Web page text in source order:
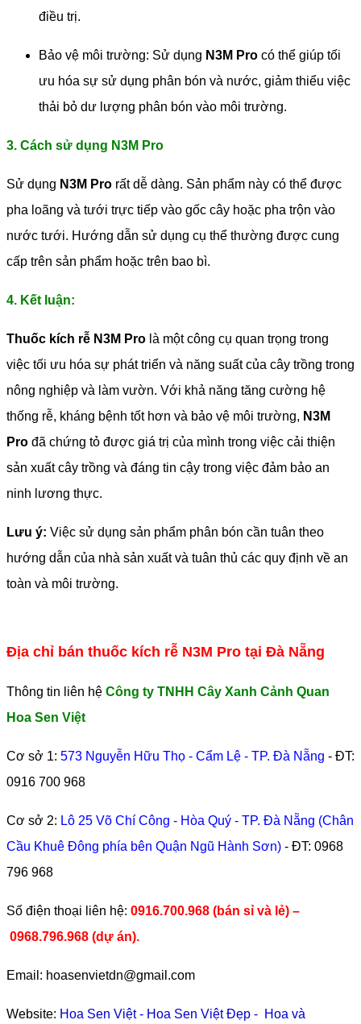
điều trị.
Bảo vệ môi trường: Sử dụng N3M Pro có thể giúp tối
ưu hóa sự sử dụng phân bón và nước, giảm thiểu việc
thải bỏ dư lượng phân bón vào môi trường.
3. Cách sử dụng N3M Pro
Sử dụng N3M Pro rất dễ dàng. Sản phẩm này có thể được
pha loãng và tưới trực tiếp vào gốc cây hoặc pha trộn vào
nước tưới. Hướng dẫn sử dụng cụ thể thường được cung
cấp trên sản phẩm hoặc trên bao bì.
4. Kết luận:
Thuốc kích rễ N3M Pro là một công cụ quan trọng trong
việc tối ưu hóa sự phát triển và năng suất của cây trồng trong
nông nghiệp và làm vườn. Với khả năng tăng cường hệ
thống rễ, kháng bệnh tốt hơn và bảo vệ môi trường, N3M
Pro đã chứng tỏ được giá trị của mình trong việc cải thiện
sản xuất cây trồng và đáng tin cậy trong việc đảm bảo an
ninh lương thực.
Lưu ý: Việc sử dụng sản phẩm phân bón cần tuân theo
hướng dẫn của nhà sản xuất và tuân thủ các quy định về an
toàn và môi trường.
Địa chỉ bán thuốc kích rễ N3M Pro tại Đà Nẵng
Thông tin liên hệ Công ty TNHH Cây Xanh Cảnh Quan
Hoa Sen Việt
Cơ sở 1: 573 Nguyễn Hữu Thọ - Cẩm Lệ - TP. Đà Nẵng - ĐT:
0916 700 968
Cơ sở 2: Lô 25 Võ Chí Công - Hòa Quý - TP. Đà Nẵng (Chân
Cầu Khuê Đông phía bên Quận Ngũ Hành Sơn) - ĐT: 0968
796 968
​Số điện thoại liên hệ: 0916.700.968 (bán sỉ và lẻ) –
0968.796.968 (dự án).
Email: hoasenvietdn@gmail.com
Website: Hoa Sen Việt- Hoa Sen Việt Đẹp - Hoa và